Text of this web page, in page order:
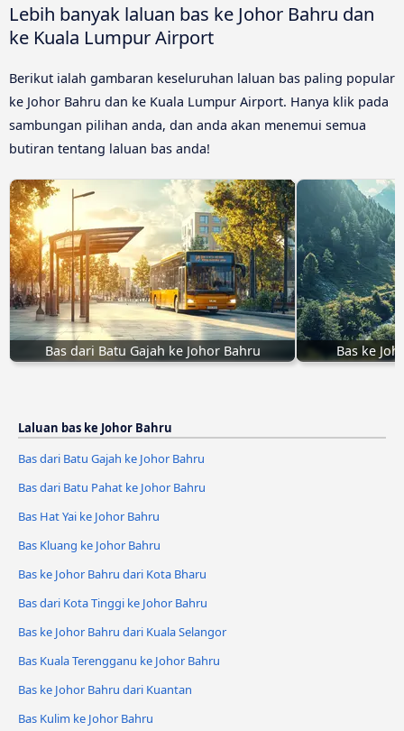
Lebih banyak laluan bas ke Johor Bahru dan
ke Kuala Lumpur Airport
Berikut ialah gambaran keseluruhan laluan bas paling popular
ke Johor Bahru dan ke Kuala Lumpur Airport. Hanya klik pada
sambungan pilihan anda, dan anda akan menemui semua
butiran tentang laluan bas anda!
Bas dari Batu Gajah ke Johor Bahru Bas ke
Laluan bas ke Johor Bahru
Bas dari Batu Gajah ke Johor Bahru
Bas dari Batu Pahat ke Johor Bahru
Bas Hat Yai ke Johor Bahru
Bas Kluang ke Johor Bahru
Bas ke Johor Bahru dari Kota Bharu
Bas dari Kota Tinggi ke Johor Bahru
Bas ke Johor Bahru dari Kuala Selangor
Bas Kuala Terengganu ke Johor Bahru
Bas ke Johor Bahru dari Kuantan
Bas Kulim ke Johor Bahru